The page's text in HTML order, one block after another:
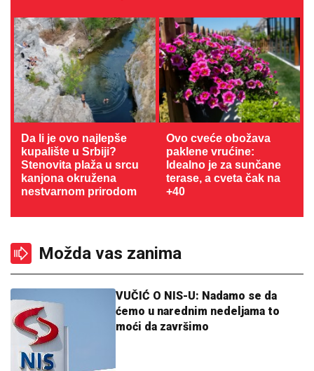
Da li je ovo najlepše
kupalište u Srbiji?
Stenovita plaža u srcu
kanjona okružena
nestvarnom prirodom
Ovo cveće obožava
paklene vrućine:
Idealno je za sunčane
terase, a cveta čak na
+40
Možda vas zanima
VUČIĆ O NIS-U: Nadamo se da
ćemo u narednim nedeljama to
moći da završimo